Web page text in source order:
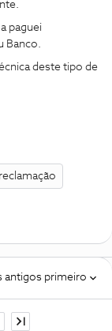
paguei
Banco.
deste tipo de
reclamação
antigos primeiro